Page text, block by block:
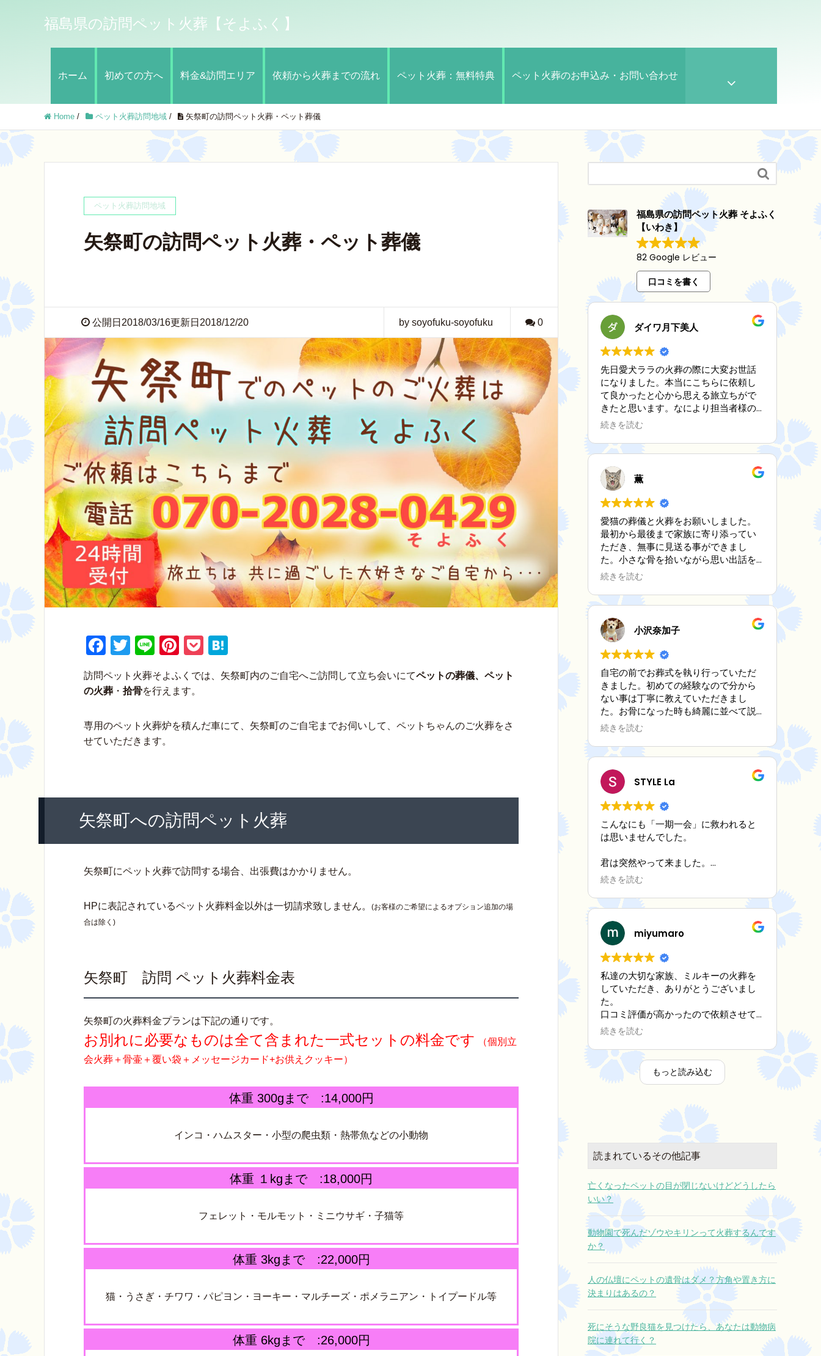
福島県の訪問ペット火葬【そよふく】
ホーム 初めての方へ 料金&訪問エリア 依頼から火葬までの流れ ペット火葬：無料特典 ペット火葬のお申込み・お問い合わせ
Home / ペット火葬訪問地域 / 矢祭町の訪問ペット火葬・ペット葬儀
ペット火葬訪問地域
矢祭町の訪問ペット火葬・ペット葬儀
公開日2018/03/16更新日2018/12/20 by soyofuku-soyofuku 0
F
c
b
o
T
wi
tt
Li
e
Pi
er
st
P
ck e
a
訪問ペット火葬そよふくでは、矢祭町内のご自宅へご訪問して立ち会いにてペットの葬儀、ペット
の火葬 ・ 拾骨を行えます。
専用のペット火葬炉を積んだ車にて、矢祭町のご自宅までお伺いして、ペットちゃんのご火葬をさ
せていただきます。
矢祭町への訪問ペット火葬
矢祭町にペット火葬で訪問する場合、出張費はかかりません。
HPに表記されているペット火葬料金以外は一切請求致しません。
(お客様のご希望によるオプション追加の場
合は除く)
矢祭町 訪問 ペット火葬料金表
矢祭町の火葬料金プランは下記の通りです。
お別れに必要なものは全て含まれた一式セットの料金です
（個別立
会火葬＋骨壷＋覆い袋＋メッセージカード+お供えクッキー）
体重 300gまで :14,000円
インコ・ハムスター・小型の爬虫類・熱帯魚などの小動物
体重 １kgまで :18,000円
フェレット・モルモット・ミニウサギ・子猫等
体重 3kgまで :22,000円
猫・うさぎ・チワワ・パピヨン・ヨーキー・マルチーズ・ポメラニアン・トイプードル等
体重 6kgまで :26,000円

福島県の訪問ペット火葬 そよふく
【いわき】
82 Google レビュー
口コミを書く
ダイワ月下美人
先日愛犬ララの火葬の際に大変お世話
になりました。本当にこちらに依頼し
て良かったと心から思える旅立ちがで
きたと思います。なにより担当者様の
対応、優しさ、心遣い、全てに満足で
す。家にはもう一匹シニア犬がいます
がまたお願いする機会が無い事を願い
と思います。何年たっても愛犬を亡く
した事で勝手に原因をつくって後悔と
寂しさをずっと想い続けていくと思い
ますが１つの区切りとしての火葬を良
い形でおくれた事を心から感謝しま
す。ありがとうございました。
続きを読む
薫
愛猫の葬儀と火葬をお願いしました。
最初から最後まで家族に寄り添ってい
ただき、無事に見送る事ができまし
た。小さな骨を拾いながら思い出話を
聞いてもらい、とても心が安らぎまし
た。後日送ってくださった写真立てに
はメッセージカードも添えて下さりそ
この度は本当にありがとうございまし
た。
続きを読む
小沢奈加子
自宅の前でお葬式を執り行っていただ
きました。初めての経験なので分から
ない事は丁寧に教えていただきまし
た。お骨になった時も綺麗に並べて説
明を受けました。
全て納得しながら進めていただき感謝
しております。
続きを読む
STYLE La
こんなにも「一期一会」に救われると
は思いませんでした。
君は突然やって来ました。
孤独な僕の目の前に。
何もわからない僕に
そしてずっと一緒に寄り添ってくれま
した。
「これからだよ、これからだよ」と。
でも気がつけば時間が
早朝 あっという間に僕の目の前から
消えてしまった。
今は、見送ることがつらくて。
そんな時、目に止まったのがこちらで
それは一番寒い早朝でしたが
快く引き受けてくださり、遠くから来
ていただきました。
待っている間、ずっと抱きしめ
時間がやって来ました。
そして
僕の話を自ら聞いてくださいました。
今日初めてお会いしたのに
泣きながら話す僕に寄り添い
偶然にも同じ境遇の方で
心から一緒に悲しんでくださいまし
た。
仕事として来られたとは思えないほど
でした。
続きを読む
miyumaro
私達の大切な家族、ミルキーの火葬を
していただき、ありがとうございまし
た。
口コミ評価が高かったので依頼させて
いただきましたが、評判通り素晴らし
かったです。ミルキーの死が受け入れ
難く、悲しみの底におりましたが、ス
タッフ様の優しく真摯な対応で心が救
われ、ミルキーをちゃんと見送る事が
日々の忙しさの中で、ミルキーが居な
くなった寂しさをきちんと悲しむ暇が
なく、そんな自分を責めるような気持
ちでおりましたが、スタッフ様の火葬
日記を拝読させていただいたおかげ
で、ミルキーとの思い出がよみがえ
り、たくさん泣く事で、心の中の氷が
溶けるような、、、うまく言い表せな
いのですが、とにかく心が助けられま
した。
素晴らしいお仕事ですね。
どうか、お身体に気をつけて、これか
らも愛するペットを失って悲しむご家
族様達を1人でも多く救ってさしあげて
ください。
ありがとうございました。
続きを読む
もっと読み込む
読まれているその他記事
亡くなったペットの目が閉じないけどどうしたら
いい？
動物園で死んだゾウやキリンって火葬するんです
か？
人の仏壇にペットの遺骨はダメ？方角や置き方に
決まりはあるの？
死にそうな野良猫を見つけたら、あなたは動物病
院に連れて行く？